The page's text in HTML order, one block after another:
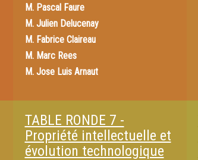
M. Pascal Faure
M. Julien Delucenay
M. Fabrice Claireau
M. Marc Rees
M. Jose Luis Arnaut
TABLE RONDE 7 -
Propriété intellectuelle et
évolution technologique